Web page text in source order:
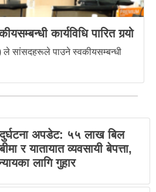
कार्यविधि पारित गर्‍यो
ले सांसदहरूले पाउने स्वकीयसम्बन्धी
दुर्घटना अपडेट: ५५ लाख बिल
र यातायात व्यवसायी बेपत्ता,
लागि गुहार